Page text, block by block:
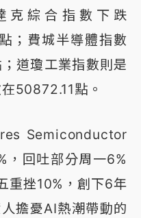
克綜合指數下跌
；費城半導體指數
道瓊工業指數則是
50872.11點。
Semiconductor
，回吐部分周一6%
重挫10%，創下6年
擔憂AI熱潮帶動的